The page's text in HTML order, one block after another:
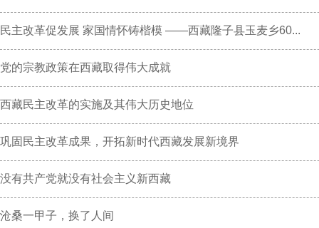
民主改革促发展 家国情怀铸楷模 ——西藏隆子县玉麦乡60...
党的宗教政策在西藏取得伟大成就
西藏民主改革的实施及其伟大历史地位
巩固民主改革成果，开拓新时代西藏发展新境界
没有共产党就没有社会主义新西藏
沧桑一甲子，换了人间